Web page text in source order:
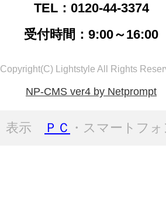
TEL：0120-44-3374
受付時間：9:00～16:00
Copyright(C) Lightstyle All Rights
NP-CMS ver4 by Netprompt
表示 ＰＣ ・スマートフ